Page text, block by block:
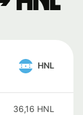
HNL
36,16 HNL